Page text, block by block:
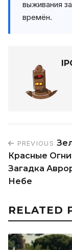
выживания
времён.
PREVIOUS
Красные
Загадка
Небе
RELATED